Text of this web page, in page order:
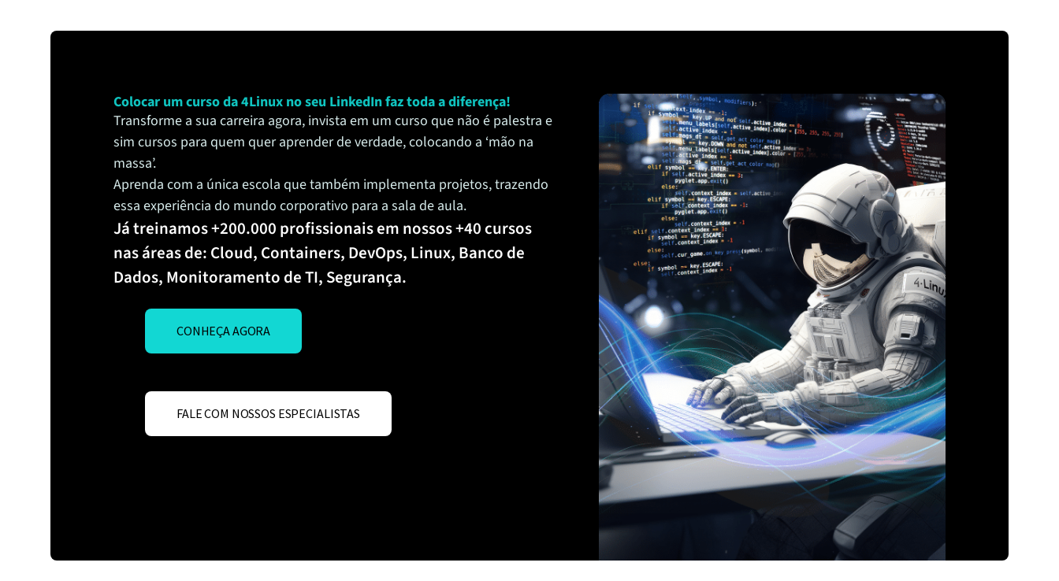
Colocar um curso da 4Linux no seu LinkedIn faz toda a diferença!
Transforme a sua carreira agora, invista em um curso que não é palestra e
sim cursos para quem quer aprender de verdade, colocando a ‘mão na
massa’.
Aprenda com a única escola que também implementa projetos, trazendo
essa experiência do mundo corporativo para a sala de aula.
Já treinamos +200.000 profissionais em nossos +40 cursos
nas áreas de: Cloud, Containers, DevOps, Linux, Banco de
Dados, Monitoramento de TI, Segurança.
CONHEÇA AGORA
FALE COM NOSSOS ESPECIALISTAS